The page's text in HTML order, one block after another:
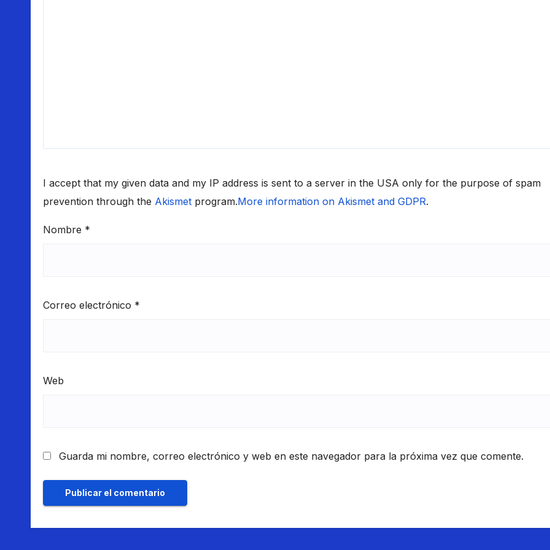
I accept that my given data and my IP address is sent to a server in the USA only for the purpose of spam
prevention through the Akismet program.More information on Akismet and GDPR.
Nombre *
Correo electrónico *
Web
Guarda mi nombre, correo electrónico y web en este navegador para la próxima vez que comente.